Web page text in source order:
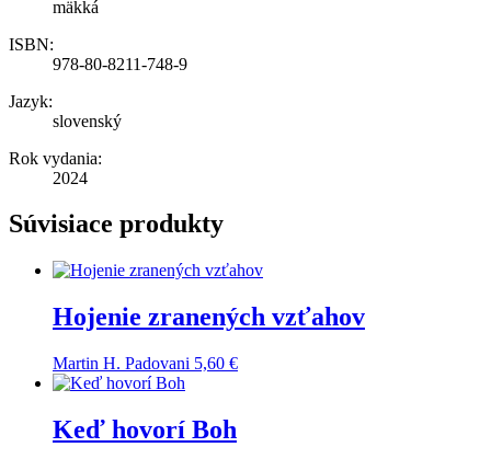
mäkká
ISBN:
978-80-8211-748-9
Jazyk:
slovenský
Rok vydania:
2024
Súvisiace produkty
Hojenie zranených vzťahov
Martin H. Padovani 5,60 €
Keď hovorí Boh